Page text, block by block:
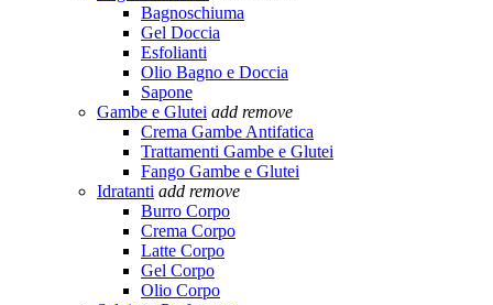
Bagnoschiuma
Gel Doccia
Esfolianti
Olio Bagno e Doccia
Sapone
Gambe e Glutei add remove
Crema Gambe Antifatica
Trattamenti Gambe e Glutei
Fango Gambe e Glutei
Idratanti add remove
Burro Corpo
Crema Corpo
Latte Corpo
Gel Corpo
Olio Corpo